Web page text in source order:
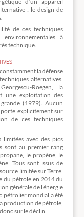
: le design de
de ces techniques
à
technique.
la défense
alternatives.
Roegen, la
une exploitation des
(1979). Aucun
explicitement sur
de ces techniques
limitées avec des pics
sont au premier rang
le propène, le
Tous sont issus de
limitée sur Terre.
du pétrole en 2014 du
générale de l’énergie
pétrolier mondial a été
production de pétrole,
sur le déclin.